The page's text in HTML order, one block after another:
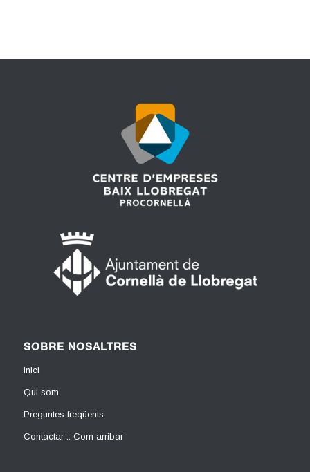
SOBRE NOSALTRES
Inici
Qui som
Preguntes freqüents
Contactar :: Com arribar